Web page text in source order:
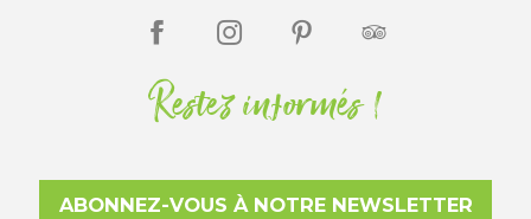
Restez informés !
ABONNEZ-VOUS À NOTRE NEWSLETTER